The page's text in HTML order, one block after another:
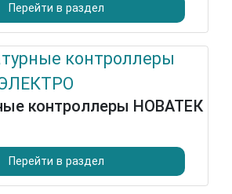
Перейти в раздел
контроллеры НОВАТЕК
Перейти в раздел